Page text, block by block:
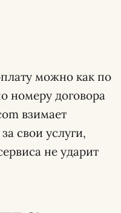
можно как по
номеру договора
взимает
свои услуги,
не ударит